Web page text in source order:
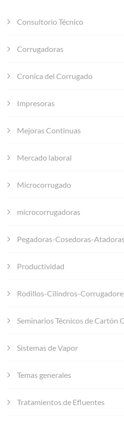
Consultorio Técnico
Corrugadoras
Cronica del Corrugado
Impresoras
Mejoras Continuas
Mercado laboral
Microcorrugado
microcorrugadoras
Pegadoras-Cosedoras-Atadoras
Productividad
Rodillos-Cilindros-
Seminarios Técnicos de Cartón
Sistemas de Vapor
Temas generales
Tratamientos de Efluentes